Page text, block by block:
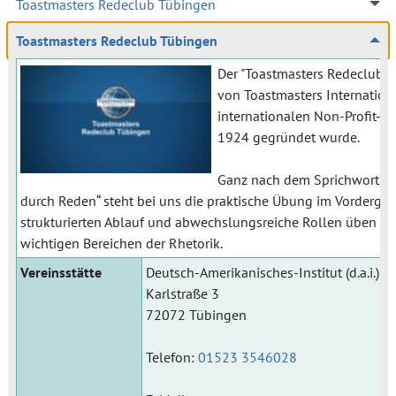
Toastmasters Redeclub Tübingen
Toastmasters Redeclub Tübingen
Der "Toastmasters Redeclub
von Toastmasters
internationalen Non-Profit-
1924 gegründet wurde.
Ganz nach dem Sprichwort
durch Reden“ steht bei uns die praktische Übung im
strukturierten Ablauf und abwechslungsreiche Rollen üben
wichtigen Bereichen der Rhetorik.
Vereinsstätte
Deutsch-Amerikanisches-Institut (d.a.i.)
Karlstraße 3
72072 Tübingen
Telefon: 01523 3546028